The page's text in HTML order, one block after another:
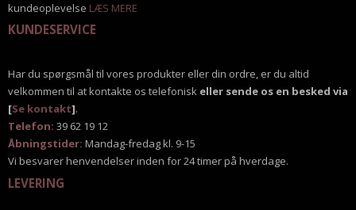
kundeoplevelse LÆS MERE
KUNDESERVICE
Har du spørgsmål til vores produkter eller din ordre, er du altid
velkommen til at kontakte os telefonisk eller sende os en besked via
[Se kontakt].
Telefon: 39 62 19 12
Åbningstider: Mandag-fredag kl. 9-15
Vi besvarer henvendelser inden for 24 timer på hverdage.
LEVERING